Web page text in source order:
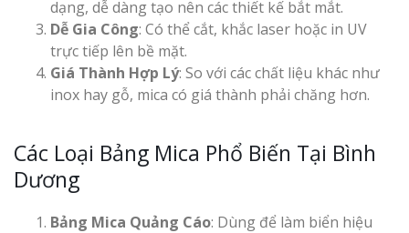
dạng, dễ dàng tạo nên các thiết kế bắt mắt.
Dễ Gia Công: Có thể cắt, khắc laser hoặc in UV
trực tiếp lên bề mặt.
Giá Thành Hợp Lý: So với các chất liệu khác như
inox hay gỗ, mica có giá thành phải chăng hơn.
Các Loại Bảng Mica Phổ Biến Tại Bình
Dương
Bảng Mica Quảng Cáo: Dùng để làm biển hiệu